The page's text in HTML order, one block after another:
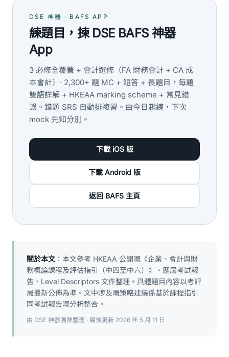
DSE 神器 · BAFS APP
練題目，揀 DSE BAFS 神器
App
3 必修全覆蓋 + 會計選修（FA 財務會計 + CA 成
本會計）· 2,300+ 題 MC + 短答 + 長題目，每題
雙語詳解 + HKEAA marking scheme + 常見錯
誤。錯題 SRS 自動排複習。由今日起練，下次
mock 先知分別。
下載 iOS 版
下載 Android 版
返回 BAFS 主頁
關於本文 ：本文參考 HKEAA 公開嘅《企業、會計與財
務概論課程及評估指引（中四至中六）》、歷屆考試報
告、Level Descriptors 文件整理。具體題目內容以考評
局最新公佈為準。文中涉及嘅策略建議係基於課程指引
同考試報告嘅分析整合。
由 DSE 神器團隊整理 · 最後更新 2026 年 5 月 11 日